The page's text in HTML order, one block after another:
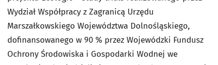
Wydział Współpracy z Zagranicą Urzędu
Marszałkowskiego Województwa Dolnośląskiego,
dofinansowanego w 90 % przez Wojewódzki Fundusz
Ochrony Środowiska i Gospodarki Wodnej we